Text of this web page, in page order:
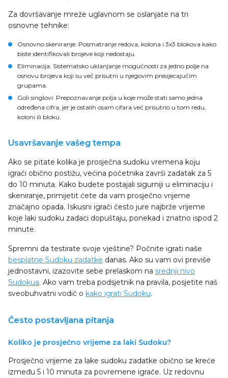
Za dovršavanje mreže uglavnom se oslanjate na tri
osnovne tehnike:
Osnovno skeniranje: Posmatranje redova, kolona i 3x3 blokova kako
biste identifikovali brojeve koji nedostaju.
Eliminacija: Sistematsko uklanjanje mogućnosti za jedno polje na
osnovu brojeva koji su već prisutni u njegovim presijecajućim
grupama.
Goli singlovi: Prepoznavanje polja u koje može stati samo jedna
određena cifra, jer je ostalih osam cifara već prisutno u tom redu,
koloni ili bloku.
Usavršavanje vašeg tempa
Ako se pitate kolika je prosječna sudoku vremena koju
igrači obično postižu, većina početnika završi zadatak za 5
do 10 minuta. Kako budete postajali sigurniji u eliminaciju i
skeniranje, primijetit ćete da vam prosječno vrijeme
značajno opada. Iskusni igrači često jure najbrže vrijeme
koje laki sudoku zadaci dopuštaju, ponekad i znatno ispod 2
minute.
Spremni da testirate svoje vještine? Počnite igrati naše
besplatne Sudoku zadatke danas. Ako su vam ovi previše
jednostavni, izazovite sebe prelaskom na srednji nivo
Sudokua. Ako vam treba podsjetnik na pravila, posjetite naš
sveobuhvatni vodič o kako igrati Sudoku.
Često postavljana pitanja
Koliko je prosječno vrijeme za laki Sudoku?
Prosječno vrijeme za lake sudoku zadatke obično se kreće
između 5 i 10 minuta za povremene igrače. Uz redovnu